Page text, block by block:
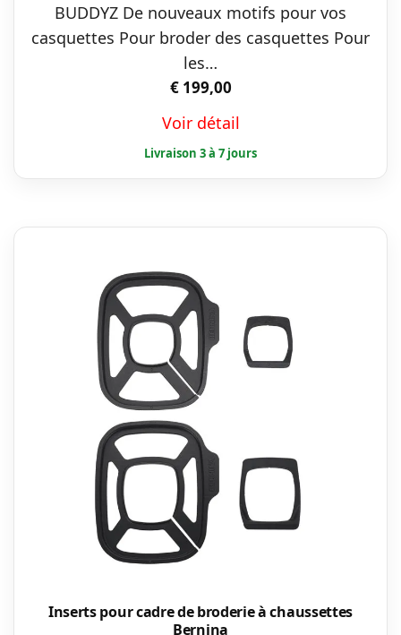
BUDDYZ De nouveaux motifs pour vos
casquettes Pour broder des casquettes Pour
les…
€199,00
Voir détail
Inserts pour cadre de broderie à chaussettes
Bernina